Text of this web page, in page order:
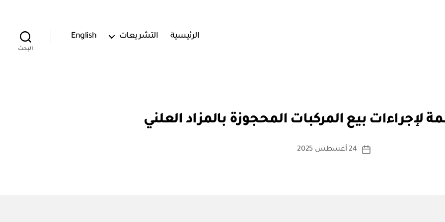
الرئيسية التشريعات English
البحث
لإجراءات بيع المركبات المحجوزة بالمزاد العلني
كاتب
س
ة
تاريخ
24 أغسطس 2025